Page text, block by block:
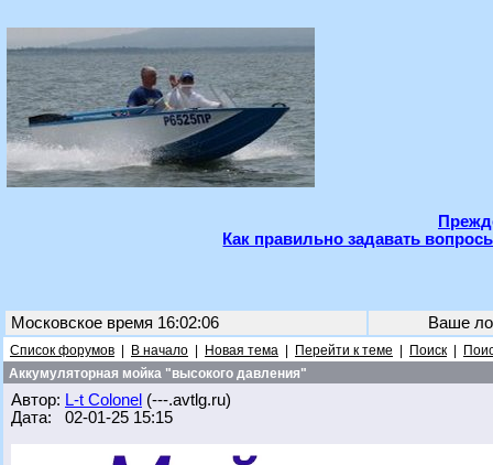
Как правильно задавать
Московское время 16:02:06 Ваше
Список форумов В начало Новая тема Перейти к теме Поиск
Аккумуляторная мойка "высокого давления"
Автор: L-t Colonel (---.avtlg.ru)
Дата: 02-01-25 15:15